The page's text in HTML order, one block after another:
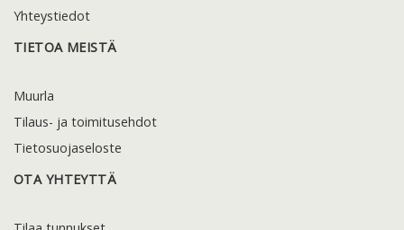
Yhteystiedot
TIETOA MEISTÄ
Muurla
Tilaus- ja toimitusehdot
Tietosuojaseloste
OTA YHTEYTTÄ